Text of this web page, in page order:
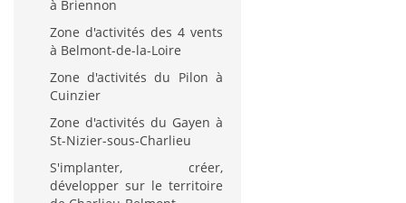
à Briennon
Zone d'activités des 4 vents
à Belmont-de-la-Loire
Zone d'activités du Pilon à
Cuinzier
Zone d'activités du Gayen à
St-Nizier-sous-Charlieu
S'implanter, créer,
développer sur le territoire